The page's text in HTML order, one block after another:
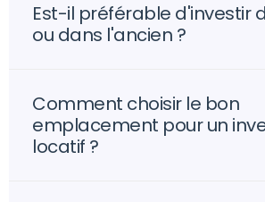
Est-il préférable d'investir
ou dans l'ancien ?
Comment choisir le bon
emplacement pour un
locatif ?